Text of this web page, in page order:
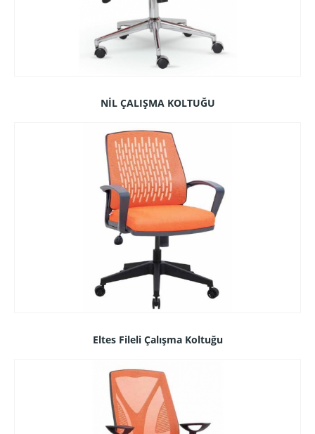
NİL ÇALIŞMA KOLTUĞU
Eltes Fileli Çalışma Koltuğu